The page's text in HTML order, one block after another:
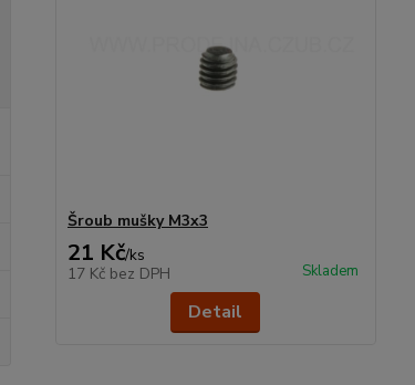
Šroub mušky M3x3
21 Kč/ks
17 Kč bez DPH Skladem
Detail